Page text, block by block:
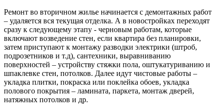
Ремонт во вторичном жилье начинается с демонтажных работ
– удаляется вся текущая отделка. А в новостройках переходят
сразу к следующему этапу - черновым работам, которые
включают возведение стен, если квартира без планировки,
затем приступают к монтажу разводки электрики (штроб,
подрозетников и т.д), сантехники, выравниванию
поверхностей – устройству стяжки пола, оштукатуриванию и
шпаклевке стен, потолков. Далее идут чистовые работы –
укладка плитки, покраска или поклейка обоев, укладка
полового покрытия – ламината, паркета, монтаж дверей,
натяжных потолков и др.